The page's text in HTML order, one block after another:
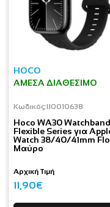
HOCO
ΆΜΕΣΑ ΔΙΑΘΈΣΙΜΟ
Κωδικός:I10010638
Hoco WA30 Watchband
Flexible Series για
Watch 38/40/41mm
Μαύρο
Αρχική Τιμή
11,90€